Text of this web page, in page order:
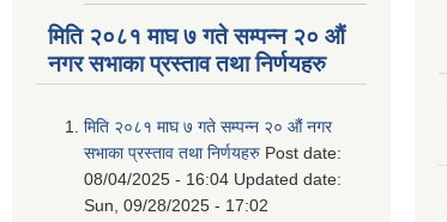
मिति २०८१ माघ ७ गते सम्पन्न २० औं
नगर सभाका प्रस्ताव तथा निर्णयहरु
मिति २०८१ माघ ७ गते सम्पन्न २० औं नगर
सभाका प्रस्ताव तथा निर्णयहरु Post date:
08/04/2025 - 16:04 Updated date:
Sun, 09/28/2025 - 17:02